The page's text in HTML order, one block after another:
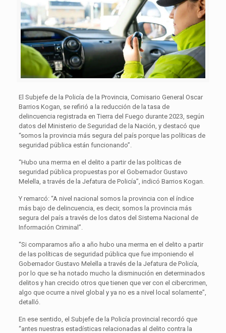
El Subjefe de la Policía de la Provincia, Comisario General Oscar
Barrios Kogan, se refirió a la reducción de la tasa de
delincuencia registrada en Tierra del Fuego durante 2023, según
datos del Ministerio de Seguridad de la Nación, y destacó que
“somos la provincia más segura del país porque las políticas de
seguridad pública están funcionando”.
“Hubo una merma en el delito a partir de las políticas de
seguridad pública propuestas por el Gobernador Gustavo
Melella, a través de la Jefatura de Policía”, indicó Barrios Kogan.
Y remarcó: “A nivel nacional somos la provincia con el índice
más bajo de delincuencia, es decir, somos la provincia más
segura del país a través de los datos del Sistema Nacional de
Información Criminal”.
“Si comparamos año a año hubo una merma en el delito a partir
de las políticas de seguridad pública que fue imponiendo el
Gobernador Gustavo Melella a través de la Jefatura de Policía,
por lo que se ha notado mucho la disminución en determinados
delitos y han crecido otros que tienen que ver con el cibercrimen,
algo que ocurre a nivel global y ya no es a nivel local solamente”,
detalló.
En ese sentido, el Subjefe de la Policía provincial recordó que
“antes nuestras estadísticas relacionadas al delito contra la